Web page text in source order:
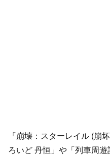
『崩壊：スターレイル (崩
ろいど 丹恒」や「列車周